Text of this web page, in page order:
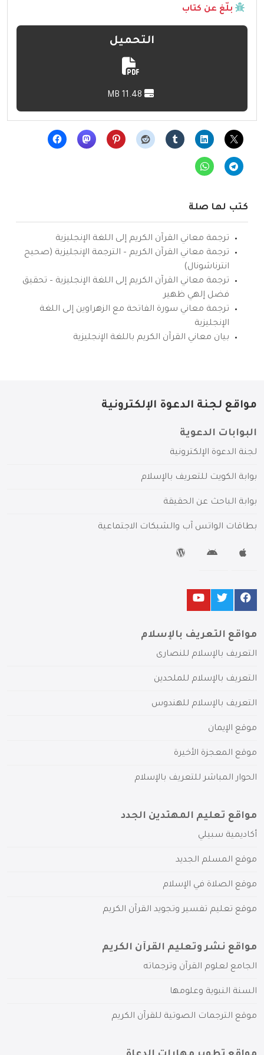
بلّغ عن كتاب
التحميل
كتب لها صلة
ترجمة معاني القرآن الكريم إلى اللغة الإنجليزية
ترجمة معاني القرآن الكريم – الترجمة الإنجليزية (صحيح
انترناشونال)
ترجمة معاني القرآن الكريم إلى اللغة الإنجليزية – تحقيق
فضل إلهي ظهير
ترجمة معاني سورة الفاتحة مع الزهراوين إلى اللغة
الإنجليزية
بيان معاني القرآن الكريم باللغة الإنجليزية
مواقع لجنة الدعوة الإلكترونية
البوابات الدعوية
لجنة الدعوة الإلكترونية
بوابة الكويت للتعريف بالإسلام
بوابة الباحث عن الحقيقة
بطاقات الواتس آب والشبكات الاجتماعية
مواقع التعريف بالإسلام
التعريف بالإسلام للنصارى
التعريف بالإسلام للملحدين
التعريف بالإسلام للهندوس
موقع الإيمان
موقع المعجزة الأخيرة
الحوار المباشر للتعريف بالإسلام
مواقع تعليم المهتدين الجدد
أكاديمية سبيلي
موقع المسلم الجديد
موقع الصلاة في الإسلام
موقع تعليم تفسير وتجويد القرآن الكريم
مواقع نشر وتعليم القرآن الكريم
الجامع لعلوم القرآن وترجماته
السنة النبوية وعلومها
موقع الترجمات الصوتية للقرآن الكريم